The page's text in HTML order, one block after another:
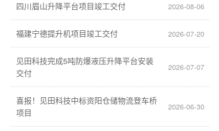
四川眉山升降平台项目竣工交付 2026-08-06
福建宁德提升机项目竣工交付 2026-07-20
见田科技完成5吨防爆液压升降平台安装
交付
2026-07-07
喜报！见田科技中标资阳仓储物流登车桥
项目
2026-06-30